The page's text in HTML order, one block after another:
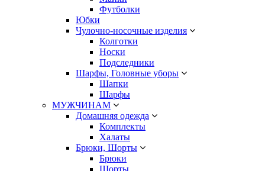
Футболки
Юбки
Чулочно-носочные изделия
Колготки
Носки
Подследники
Шарфы, Головные уборы
Шапки
Шарфы
МУЖЧИНАМ
Домашняя одежда
Комплекты
Халаты
Брюки, Шорты
Брюки
Шорты